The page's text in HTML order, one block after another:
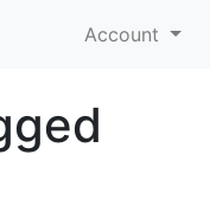
Account